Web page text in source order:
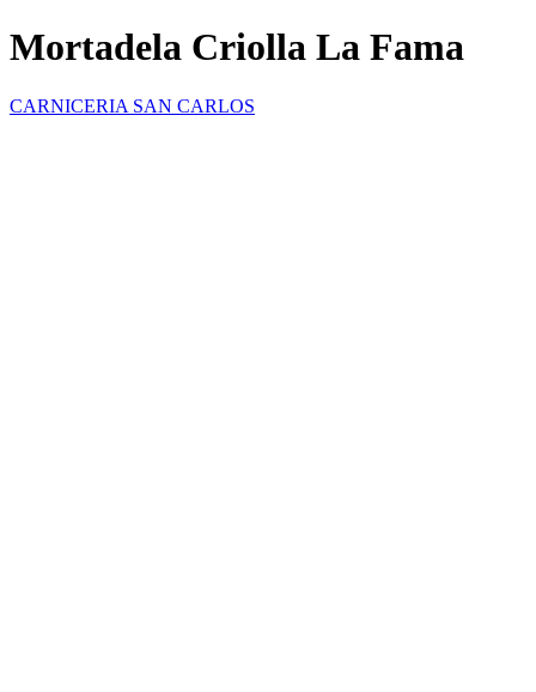
Mortadela Criolla La Fama
CARNICERIA SAN CARLOS